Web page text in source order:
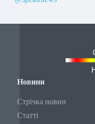
Новини
Стрічка новин
Статті